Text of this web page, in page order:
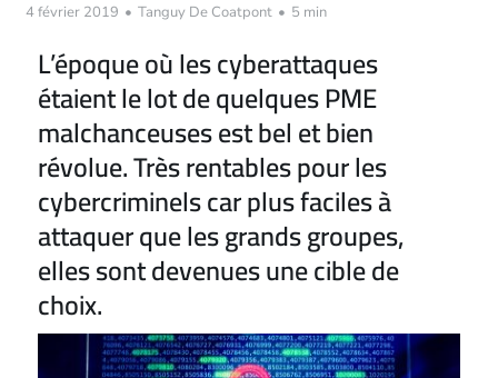
4 février 2019 • Tanguy De Coatpont • 5 min
L’époque où les cyberattaques
étaient le lot de quelques PME
malchanceuses est bel et bien
révolue. Très rentables pour les
cybercriminels car plus faciles à
attaquer que les grands groupes,
elles sont devenues une cible de
choix.